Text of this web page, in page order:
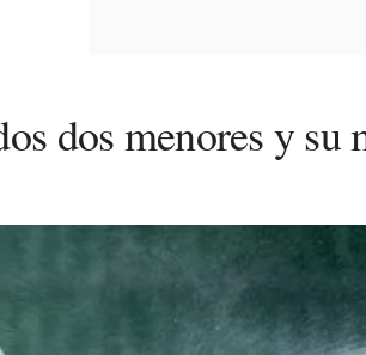
dos menores y su